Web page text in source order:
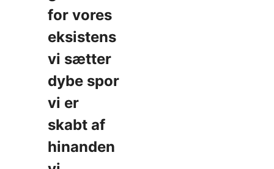
for vores
eksistens
vi sætter
dybe spor
vi er
skabt af
hinanden